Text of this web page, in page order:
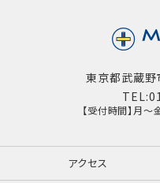
東京都武蔵
【受付時間】月
アクセス